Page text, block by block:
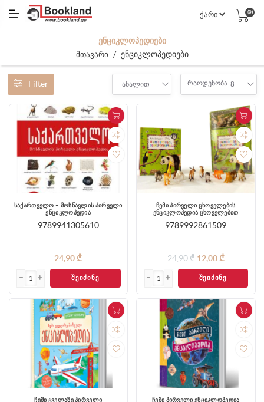
(0)
ᲔᲜᲪᲘᲙᲚᲝᲞᲔᲓᲘᲔᲑᲘ
მთავარი / ენციკლოპედიები
Filter ახალით რაოდენობა 8
საქართველო – მოსწავლის პირველი
ენციკლოპედია
9789941305610
24,90 ₾
ᲨᲔᲘᲫᲘᲜᲔ
ჩემი პირველი ცხოველების
ენციკლოპედია ცხოველებით
9789992861509
24,90 ₾ 12,00 ₾
ᲨᲔᲘᲫᲘᲜᲔ
ჩემი ყველაზე პირველი
ჩემი პირველი ენციკლოპედია